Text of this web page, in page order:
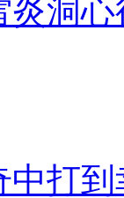
炎洞心
打